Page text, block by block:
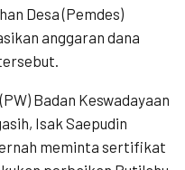
Desa (Pemdes)
anggaran dana
Badan Keswadayaan
Isak Saepudin
meminta sertifikat